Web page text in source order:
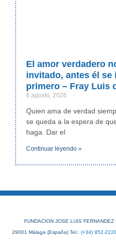
El amor verdadero
invitado, antes él se
primero – Fray Luis
6 agosto, 2026
Quien ama de verdad
se queda a la espera de
haga. Dar el
Continuar leyendo »
FUNDACION JOSE LUIS
29001 Málaga (España) Tel.: (+34) 952-